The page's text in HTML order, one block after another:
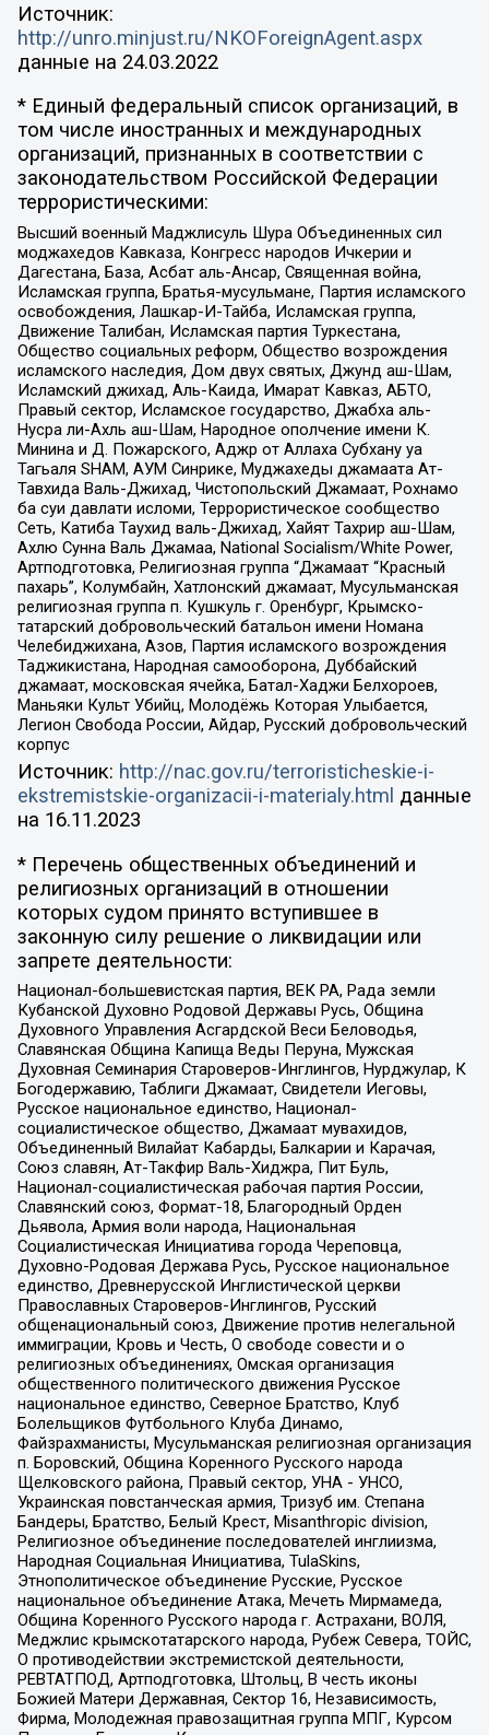
Источник:
http://unro.minjust.ru/NKOForeignAgent.aspx
данные на 24.03.2022
* Единый федеральный список организаций, в
том числе иностранных и международных
организаций, признанных в соответствии с
законодательством Российской Федерации
террористическими:
Высший военный Маджлисуль Шура Объединенных сил
моджахедов Кавказа, Конгресс народов Ичкерии и
Дагестана, База, Асбат аль-Ансар, Священная война,
Исламская группа, Братья-мусульмане, Партия исламского
освобождения, Лашкар-И-Тайба, Исламская группа,
Движение Талибан, Исламская партия Туркестана,
Общество социальных реформ, Общество возрождения
исламского наследия, Дом двух святых, Джунд аш-Шам,
Исламский джихад, Аль-Каида, Имарат Кавказ, АБТО,
Правый сектор, Исламское государство, Джабха аль-
Нусра ли-Ахль аш-Шам, Народное ополчение имени К.
Минина и Д. Пожарского, Аджр от Аллаха Субхану уа
Тагьаля SHAM, АУМ Синрике, Муджахеды джамаата Ат-
Тавхида Валь-Джихад, Чистопольский Джамаат, Рохнамо
ба суи давлати исломи, Террористическое сообщество
Сеть, Катиба Таухид валь-Джихад, Хайят Тахрир аш-Шам,
Ахлю Сунна Валь Джамаа, National Socialism/White Power,
Артподготовка, Религиозная группа “Джамаат “Красный
пахарь”, Колумбайн, Хатлонский джамаат, Мусульманская
религиозная группа п. Кушкуль г. Оренбург, Крымско-
татарский добровольческий батальон имени Номана
Челебиджихана, Азов, Партия исламского возрождения
Таджикистана, Народная самооборона, Дуббайский
джамаат, московская ячейка, Батал-Хаджи Белхороев,
Маньяки Культ Убийц, Молодёжь Которая Улыбается,
Легион Свобода России, Айдар, Русский добровольческий
корпус
Источник: http://nac.gov.ru/terroristicheskie-i-
ekstremistskie-organizacii-i-materialy.html данные
на 16.11.2023
* Перечень общественных объединений и
религиозных организаций в отношении
которых судом принято вступившее в
законную силу решение о ликвидации или
запрете деятельности:
Национал-большевистская партия, ВЕК РА, Рада земли
Кубанской Духовно Родовой Державы Русь, Община
Духовного Управления Асгардской Веси Беловодья,
Славянская Община Капища Веды Перуна, Мужская
Духовная Семинария Староверов-Инглингов, Нурджулар, К
Богодержавию, Таблиги Джамаат, Свидетели Иеговы,
Русское национальное единство, Национал-
социалистическое общество, Джамаат мувахидов,
Объединенный Вилайат Кабарды, Балкарии и Карачая,
Союз славян, Ат-Такфир Валь-Хиджра, Пит Буль,
Национал-социалистическая рабочая партия России,
Славянский союз, Формат-18, Благородный Орден
Дьявола, Армия воли народа, Национальная
Социалистическая Инициатива города Череповца,
Духовно-Родовая Держава Русь, Русское национальное
единство, Древнерусской Инглистической церкви
Православных Староверов-Инглингов, Русский
общенациональный союз, Движение против нелегальной
иммиграции, Кровь и Честь, О свободе совести и о
религиозных объединениях, Омская организация
общественного политического движения Русское
национальное единство, Северное Братство, Клуб
Болельщиков Футбольного Клуба Динамо,
Файзрахманисты, Мусульманская религиозная организация
п. Боровский, Община Коренного Русского народа
Щелковского района, Правый сектор, УНА - УНСО,
Украинская повстанческая армия, Тризуб им. Степана
Бандеры, Братство, Белый Крест, Misanthropic division,
Религиозное объединение последователей инглиизма,
Народная Социальная Инициатива, TulaSkins,
Этнополитическое объединение Русские, Русское
национальное объединение Атака, Мечеть Мирмамеда,
Община Коренного Русского народа г. Астрахани, ВОЛЯ,
Меджлис крымскотатарского народа, Рубеж Севера, ТОЙС,
О противодействии экстремистской деятельности,
РЕВТАТПОД, Артподготовка, Штольц, В честь иконы
Божией Матери Державная, Сектор 16, Независимость,
Фирма, Молодежная правозащитная группа МПГ, Курсом